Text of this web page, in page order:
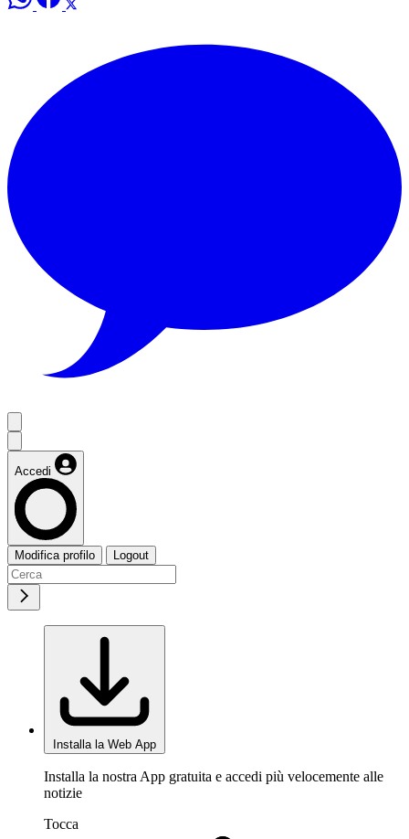
Accedi
Modifica profilo Logout
Installa la Web App
Installa la nostra App gratuita e accedi più velocemente alle
notizie
Tocca